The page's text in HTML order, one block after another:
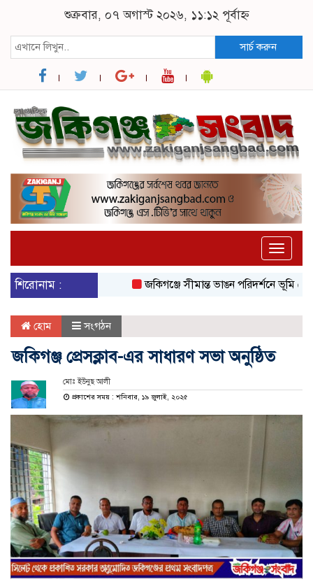
শুক্রবার, ০৭ অগাস্ট ২০২৬, ১১:১২ পূর্বাহ্ন
সার্চ করুন
Toggle
শিরোনাম :
জকিগঞ্জে সীমান্ত ভাঙন পরিদর্শনে ভূমি রেকর্ড
হোম সংগঠন
জকিগঞ্জ প্রেসক্লাব-এর সাধারণ সভা অনুষ্ঠিত
মোঃ ইউনুছ আলী
প্রকাশের সময় : শনিবার, ১৯ জুলাই, ২০২৫